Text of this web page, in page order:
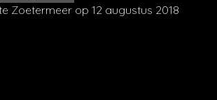
Zoetermeer op 12 augustus 2018